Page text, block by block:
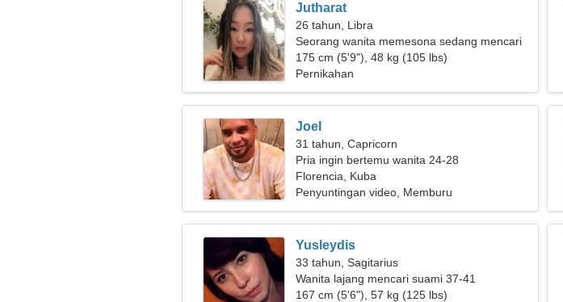
Jutharat
26 tahun, Libra
Seorang wanita memesona sedang mencari
kencan
175 cm (5'9"), 48 kg (105 lbs)
Pernikahan
Joel
31 tahun, Capricorn
Pria ingin bertemu wanita 24-28
Florencia, Kuba
Penyuntingan video, Memburu
Yusleydis
33 tahun, Sagitarius
Wanita lajang mencari suami 37-41
167 cm (5'6"), 57 kg (125 lbs)